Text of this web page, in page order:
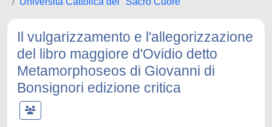
Il vulgarizzamento e l'allegorizzazione
del libro maggiore d'Ovidio detto
Metamorphoseos di Giovanni di
Bonsignori edizione critica